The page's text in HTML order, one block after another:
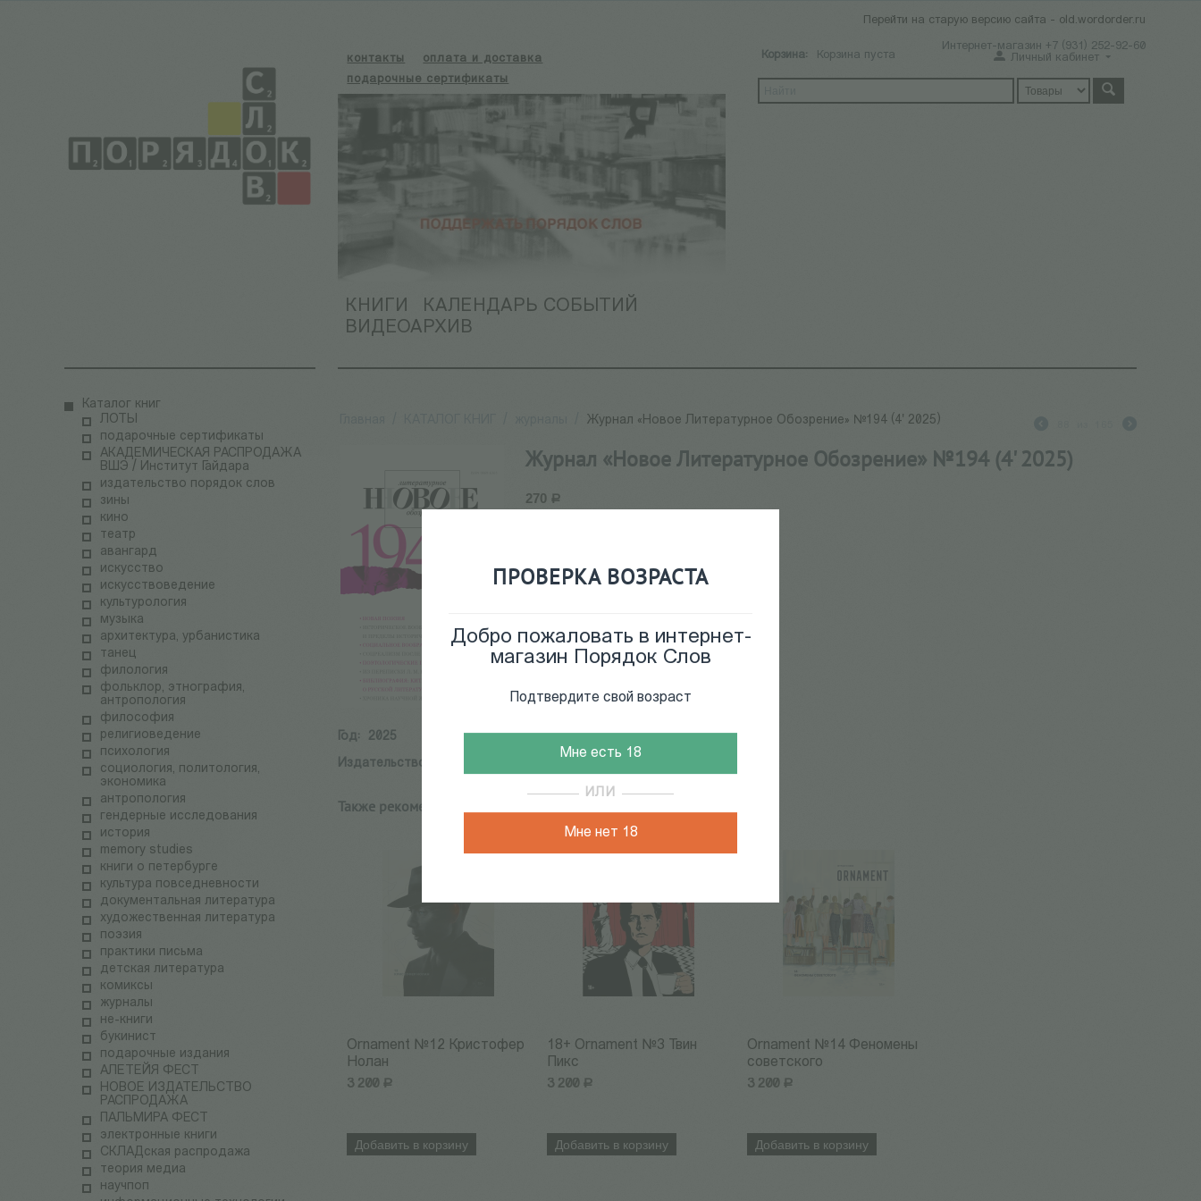
ПРОВЕРКА ВОЗРАСТА
Добро пожаловать в интернет-
магазин Порядок Слов
Подтвердите свой возраст
Мне есть 18
ИЛИ
Мне нет 18
Перейти на старую версию сайта - old.wordorder.ru
Интернет-магазин +7 (931) 252-92-60
контакты
оплата и доставка
подарочные сертификаты
КНИГИ
КАЛЕНДАРЬ СОБЫТИЙ
ВИДЕОАРХИВ
Корзина: Корзина пуста Личный кабинет
Каталог книг
ЛОТЫ
подарочные сертификаты
АКАДЕМИЧЕСКАЯ РАСПРОДАЖА
ВШЭ / Институт Гайдара
издательство порядок слов
зины
кино
театр
авангард
искусство
искусствоведение
культурология
музыка
архитектура, урбанистика
танец
филология
фольклор, этнография,
антропология
философия
религиоведение
психология
социология, политология,
экономика
антропология
гендерные исследования
история
memory studies
книги о петербурге
культура повседневности
документальная литература
художественная литература
поэзия
практики письма
детская литература
комиксы
журналы
не-книги
букинист
подарочные издания
АЛЕТЕЙЯ ФЕСТ
НОВОЕ ИЗДАТЕЛЬСТВО
РАСПРОДАЖА
ПАЛЬМИРА ФЕСТ
электронные книги
СКЛАДская распродажа
теория медиа
научпоп
Журнал «Новое Литературное Обозрение» №194 (4' 2025)
Журнал «Новое Литературное Обозрение» №194 (4' 2025)
270 Р
В наличии
+
Добавить в корзину
Год:
2025
Издательство:
Также рекомендуем:
Ornament №12 Кристофер
Нолан
3 200 Р
Добавить в корзину
18+ Ornament №3 Твин
Пикс
3 200 Р
Добавить в корзину
Ornament №14 Феномены
советского
3 200 Р
Добавить в корзину